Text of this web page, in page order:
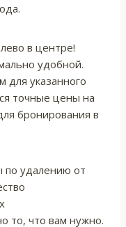
в центре!
удобной.
для указанного
точные цены на
бронирования в
удалению от
то, что вам нужно.